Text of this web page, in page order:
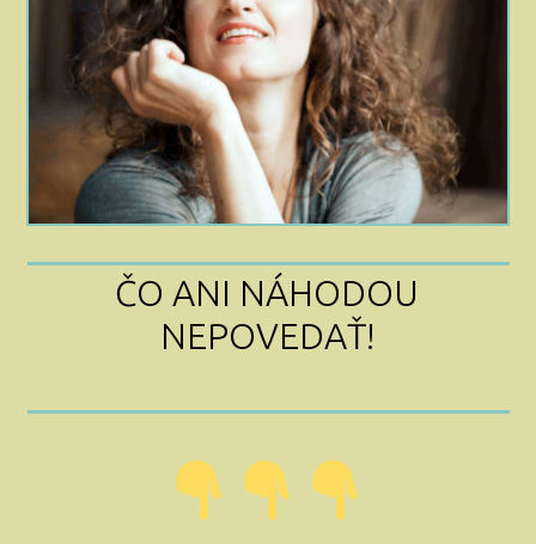
ČO ANI NÁHODOU
NEPOVEDAŤ!